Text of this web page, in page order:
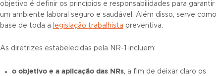
objetivo é definir os princípios e responsabilidades para garantir
um ambiente laboral seguro e saudável. Além disso, serve como
base de toda a
legislação trabalhista preventiva.
As diretrizes estabelecidas pela NR-1 incluem:
o objetivo e a aplicação das NRs, a fim de deixar claro os